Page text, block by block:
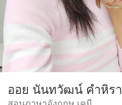
ออย นันทวัฒน์ คำหิร